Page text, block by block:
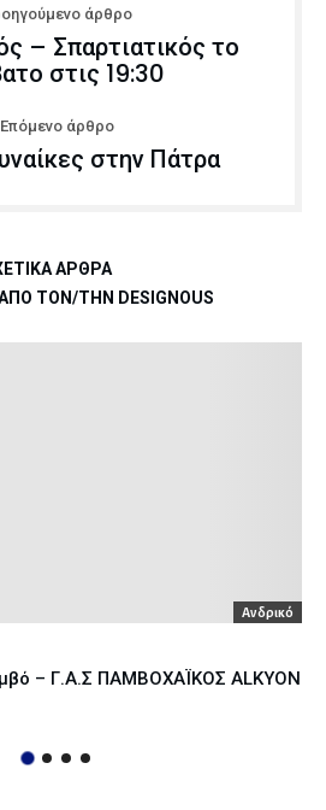
άρθρο
– Σπαρτιατικός το
στις 19:30
Επόμενο άρθρο
στην Πάτρα
ΆΡΘΡΑ
ΤΟΝ/ΤΗΝ DESIGNOUS
Ανδρικό
– Γ.Α.Σ ΠΑΜΒΟΧΑΪΚΟΣ ALKYON